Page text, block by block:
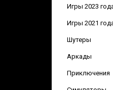
Игры 2023
Игры 2021
Шутеры
Аркады
Приключения